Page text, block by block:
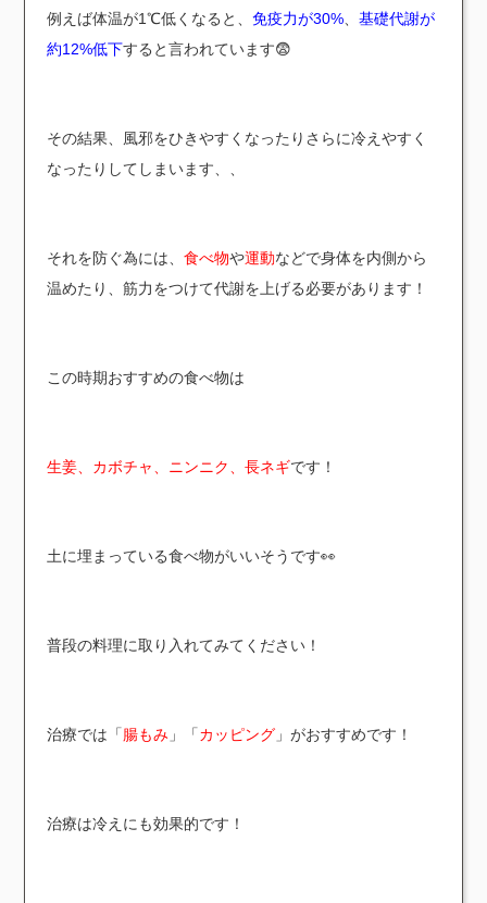
例えば体温が1℃低くなると、免疫力が30% 、基礎代謝が
約12%低下すると言われています😨
その結果、風邪をひきやすくなったりさらに冷えやすく
なったりしてしまいます、、
それを防ぐ為には、食べ物や運動などで身体を内側から
温めたり、筋力をつけて代謝を上げる必要があります！
この時期おすすめの食べ物は
生姜、カボチャ、ニンニク、長ネギです！
土に埋まっている食べ物がいいそうです👀
普段の料理に取り入れてみてください！
治療では「腸もみ 」「カッピング 」がおすすめです！
治療は冷えにも効果的です！